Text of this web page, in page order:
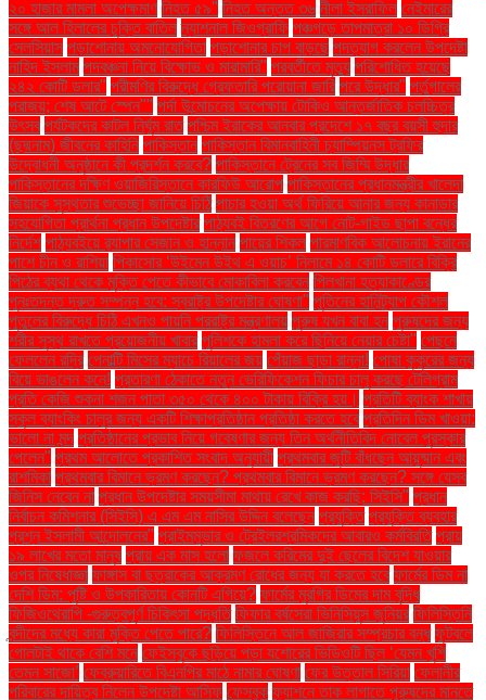
২০ হাজার মামলা অপেক্ষমাণ নিহত ৫৯" নিহত অন্তত ৩৬ নীলা ইসরাফিল নেইমারের
সঙ্গে আল হিলালের চুক্তি বাতিল ন্যাশনাল জিওগ্রাফি পঞ্চগড়ে তাপমাত্রা ১০ ডিগ্রি
সেলসিয়াস পড়াশোনায় অমনোযোগিতা পড়াশোনার চাপ বাড়ছে পদত্যাগ করলেন উপদেষ্টা
নাহিদ ইসলাম পদবঞ্চনা নিয়ে বিক্ষোভ ও মারামারি" পরবর্তীতে মৃত্যু পরিশোধিত হয়েছে
২৪২ কোটি ডলার" পরীমণির বিরুদ্ধে গ্রেফতারি পরোয়ানা জারি পরে উদ্ধার" পর্তুগালের
পরাজয়; শেষ আটে স্পেন"" পর্দা উন্মোচনের অপেক্ষায় টোকিও আন্তর্জাতিক চলচ্চিত্র
উৎসব পর্যটকদের কাটল নির্ঘুম রাত পশ্চিম ইরাকের আনবার প্রদেশে ১৭ বছর বয়সী হুদার
(ছদ্মনাম) জীবনের কাহিনি পাকিস্তান পাকিস্তান বিমানবাহিনী চ্যাম্পিয়নস ট্রফির
উদ্বোধনী অনুষ্ঠানে কী প্রদর্শন করবে? পাকিস্তানে ট্রেনের সব জিম্মি উদ্ধার
পাকিস্তানের দক্ষিণ ওয়াজিরিস্তানে কারফিউ আরোপ পাকিস্তানের প্রধানমন্ত্রীর খালেদা
জিয়াকে সুস্থতার শুভেচ্ছা জানিয়ে চিঠি পাচার হওয়া অর্থ ফিরিয়ে আনার জন্য কানাডার
সহযোগিতা প্রার্থনা প্রধান উপদেষ্টার পাঠ্যবই বিতরণের আগে নোট-গাইড ছাপা বন্ধের
নির্দেশ পাঠ্যবইয়ে র‍্যাপার সেজান ও হান্নান পায়ের শিকল পারমাণবিক আলোচনায় ইরানের
পাশে চীন ও রাশিয়া পিকাসোর ‘উইমেন উইথ এ ওয়াচ’ নিলামে ১৪ কোটি ডলারে বিক্রি
পিঠের ব্যথা থেকে মুক্তি পেতে কীভাবে মোকাবিলা করবেন পিলখানা হত্যাকাণ্ডের
পুনঃতদন্ত দ্রুত সম্পন্ন হবে: স্বরাষ্ট্র উপদেষ্টার ঘোষণা" পুতিনের হানিট্র্যাপ কৌশল
পুতুলের বিরুদ্ধে চিঠি এখনও পায়নি পররাষ্ট্র মন্ত্রণালয় পুরুষ যখন বাবা হন পুরুষদের জন্য
শরীর সুস্থ রাখতে প্রয়োজনীয় খাবার পুলিশকে হামলা করে ছিনিয়ে নেয়ার চেষ্টা" পেছনে
ফেললেন রদ্রি পেনাল্টি মিসের ম্যাচে রিয়ালের জয় পেঁয়াজ ছাড়া রান্না! পোষা কুকুরের জন্য
বিয়ে ভাঙলেন কনে! প্রতারণা ঠেকাতে নতুন ভেরিফিকেশন ফিচার চালু করছে টেলিগ্রাম
প্রতি কেজি শুকনা শজন পাতা ৩৫০ থেকে ৪০০ টাকায় বিক্রি হয়। প্রতিটি ব্যাংক শাখায়
স্কুল ব্যাংকিং চালুর জন্য একটি শিক্ষাপ্রতিষ্ঠান প্রতিষ্ঠা করতে হবে প্রতিদিন ডিম খাওয়া:
ভালো না মন্দ প্রতিষ্ঠানের প্রভাব নিয়ে গবেষণার জন্য তিন অর্থনীতিবিদ নোবেল পুরস্কার
পেলেন" প্রথম আলোতে প্রকাশিত সংবাদ অনুযায়ী প্রথমবার জুটি বাঁধছেন আয়ুষ্মান এবং
রাশমিকা প্রথমবার বিমানে ভ্রমণ করছেন? প্রথমবার বিমানে ভ্রমণ করছেন? সঙ্গে যেসব
জিনিস নেবেন না প্রধান উপদেষ্টার সময়সীমা মাথায় রেখে কাজ করছি: সিইসি" প্রধান
নির্বাচন কমিশনার (সিইসি) এ এম এম নাসির উদ্দিন বলেছেন প্রযুক্তি প্রযুক্তি ব্যবহার
প্রশ্ন ইসলামী আন্দোলনের" প্রাইমমুভার ও ট্রেইলরশ্রমিকদের আবারও কর্মবিরতি প্রায়
১৯ লাখের মতো মানুষ প্রায় এক মাস হলো ফজলে করিমের দুই ছেলের বিদেশ যাওয়ার
ওপর নিষেধাজ্ঞা ফাঙ্গাস বা ছত্রাকের আক্রমণ রোধের জন্য যা করতে হবে ফার্মের ডিম না
দেশি ডিম: পুষ্টি ও উপকারিতায় কোনটি এগিয়ে? ফার্মের মুরগির ডিমের দাম বৃদ্ধি
ফিজিওথেরাপি -গুরুত্বপূর্ণ চিকিৎসা পদ্ধতি ফিফার বর্ষসেরা ভিনিসিয়ুস জুনিয়র ফিলিস্তিনি
বন্দীদের মধ্যে কারা মুক্তি পেতে পারে? ফিলিস্তিনে আল জাজিরার সম্প্রচার বন্ধ ফুটবলে
গোলটাই থাকে বেশি মনে ফেইসবুকে ছড়িয়ে পড়া যশোরের ভিডিওটি ছিল ‘যেমন খুশি
তেমন সাজো’ ফেব্রুয়ারিতে বিএনপির মাঠে নামার ঘোষণা ফের উত্তাল সিরিয়া ফেলানীর
পরিবারের দায়িত্ব নিলেন উপদেষ্টা আসিফ ফেসবুক ফ্যাশনে তাক লাগাতে পুরুষদের মানতে